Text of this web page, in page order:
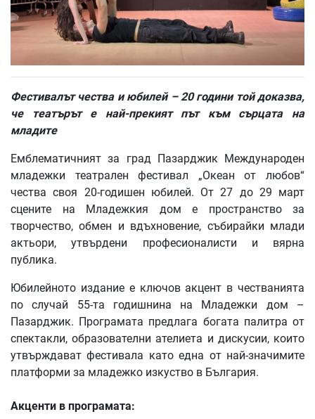
Фестивалът чества и юбилей – 20 години той доказва,
че театърът е най-прекият път към сърцата на
младите
Емблематичният за град Пазарджик Международен
младежки театрален фестивал „Океан от любов“
чества своя 20-годишен юбилей. От 27 до 29 март
сцените на Младежкия дом е пространство за
творчество, обмен и вдъхновение, събирайки млади
актьори, утвърдени професионалисти и вярна
публика.
Юбилейното издание е ключов акцент в честванията
по случай 55-та годишнина на Младежки дом –
Пазарджик. Програмата предлага богата палитра от
спектакли, образователни ателиета и дискусии, които
утвърждават фестивала като една от най-значимите
платформи за младежко изкуство в България.
Акценти в програмата: